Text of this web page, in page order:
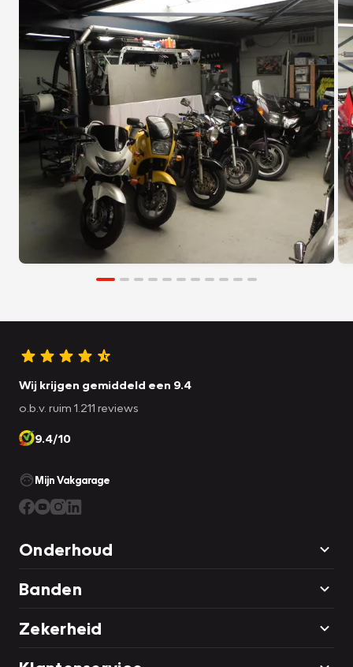
Wij krijgen gemiddeld een 9.4
o.b.v. ruim 1.211 reviews
9.4/10
Mijn Vakgarage
Onderhoud
Banden
Zekerheid